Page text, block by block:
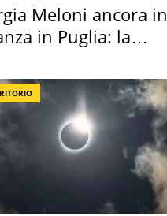
Meloni ancora in
in Puglia: la